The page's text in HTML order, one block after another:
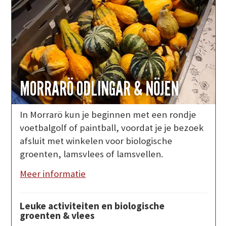
MORRARÖ ODLINGAR & NÖJEN
In Morrarö kun je beginnen met een rondje
voetbalgolf of paintball, voordat je je bezoek
afsluit met winkelen voor biologische
groenten, lamsvlees of lamsvellen.
Meer informatie
Leuke activiteiten en biologische
groenten & vlees